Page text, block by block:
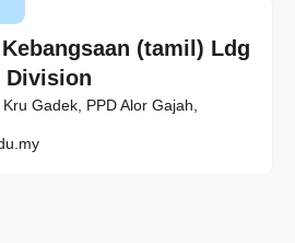
(tamil) Ldg
Division
Gadek, PPD Alor Gajah,